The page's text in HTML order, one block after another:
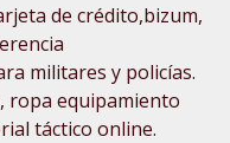
de crédito,bizum,
militares y policías.
ropa equipamiento
táctico online.